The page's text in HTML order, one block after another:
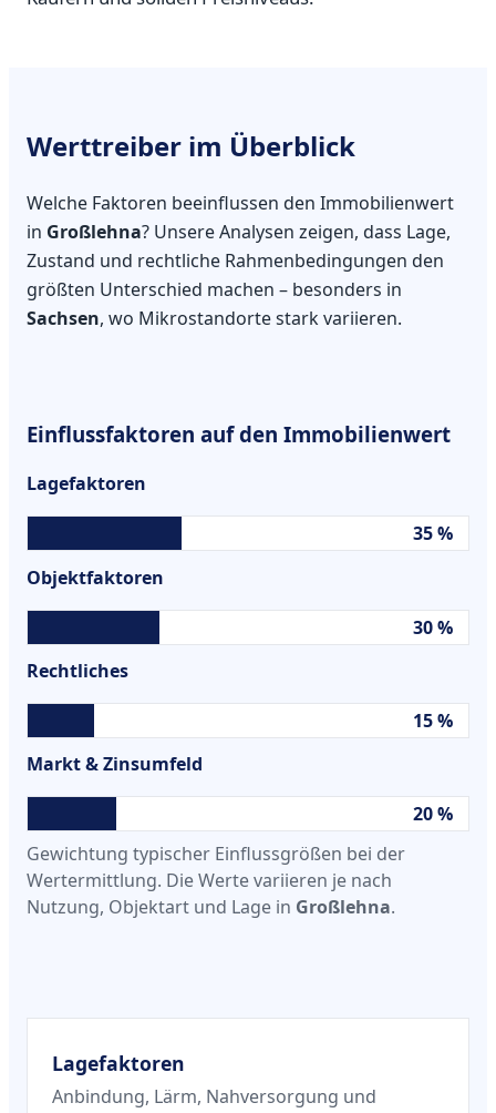
Werttreiber im Überblick
Welche Faktoren beeinflussen den Immobilienwert
in Großlehna? Unsere Analysen zeigen, dass Lage,
Zustand und rechtliche Rahmenbedingungen den
größten Unterschied machen – besonders in
Sachsen, wo Mikrostandorte stark variieren.
Einflussfaktoren auf den Immobilienwert
Lagefaktoren
35 %
Objektfaktoren
30 %
Rechtliches
15 %
Markt & Zinsumfeld
20 %
Gewichtung typischer Einflussgrößen bei der
Wertermittlung. Die Werte variieren je nach
Nutzung, Objektart und Lage in Großlehna.
Lagefaktoren
Anbindung, Lärm, Nahversorgung und